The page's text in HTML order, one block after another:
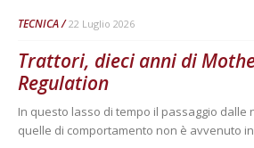
TECNICA 22 Luglio 2026
Trattori, dieci anni di
Regulation
In questo lasso di tempo il passaggio dalle
quelle di comportamento non è avvenuto